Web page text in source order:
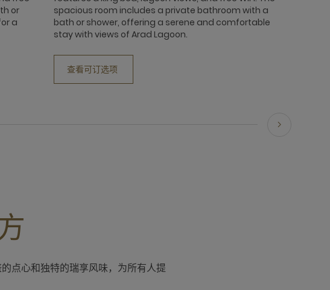
or
a
spacious room includes a private bathroom with a
bath or shower, offering a serene and comfortable
stay with views of Arad Lagoon.
查看可订选项
点心和独特的瑞享风味，为所有人提